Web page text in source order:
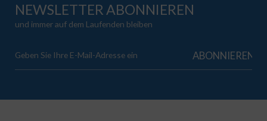
NEWSLETTER ABONNIEREN
und immer auf dem Laufenden bleiben